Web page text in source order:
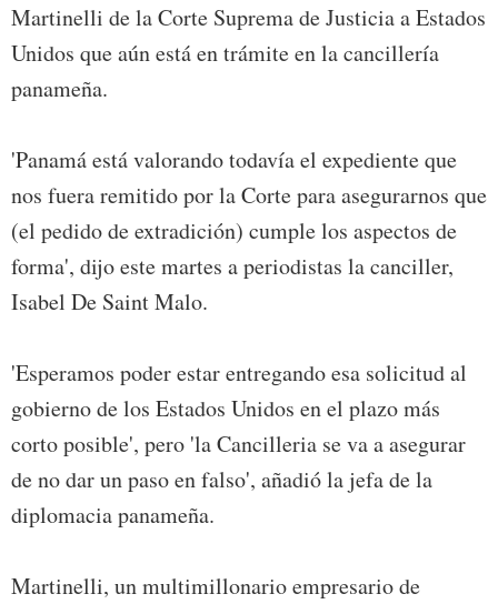
Martinelli de la Corte Suprema de Justicia a Estados
Unidos que aún está en trámite en la cancillería
panameña.
'Panamá está valorando todavía el expediente que
nos fuera remitido por la Corte para asegurarnos que
(el pedido de extradición) cumple los aspectos de
forma', dijo este martes a periodistas la canciller,
Isabel De Saint Malo.
'Esperamos poder estar entregando esa solicitud al
gobierno de los Estados Unidos en el plazo más
corto posible', pero 'la Cancilleria se va a asegurar
de no dar un paso en falso', añadió la jefa de la
diplomacia panameña.
Martinelli, un multimillonario empresario de